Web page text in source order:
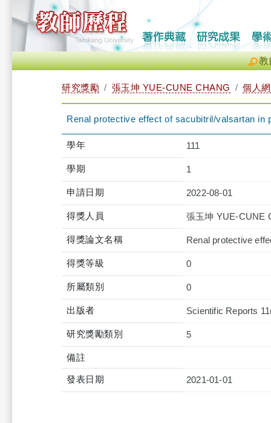
教
研究獎勵 張玉坤 YUE-CUNE CHANG 個人
Renal protective effect of sacubitril/valsartan in
學年 111
學期 1
申請日期 2022-08-01
得獎人員 張玉坤 YUE-CUNE
得獎論文名稱 Renal protective
得獎等級 0
所屬類別 0
出版者 Scientific Reports
研究獎勵類別 5
備註
發表日期 2021-01-01